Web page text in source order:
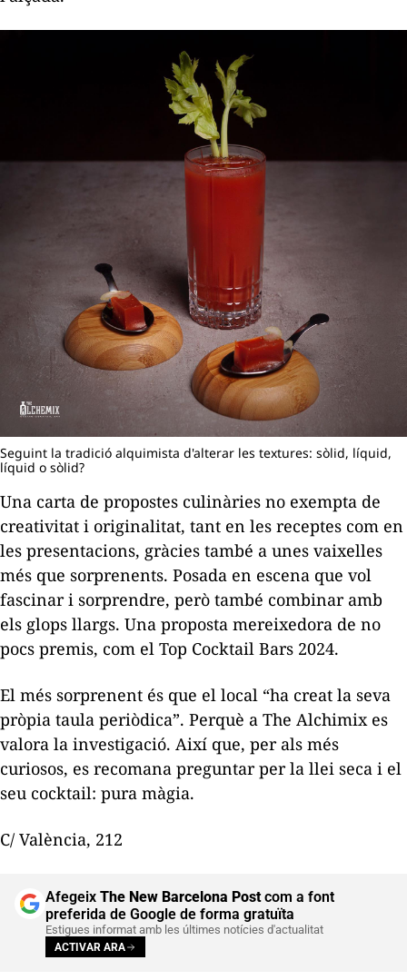
Seguint la tradició alquimista d'alterar les textures: sòlid, líquid,
líquid o sòlid?
Una carta de propostes culinàries no exempta de
creativitat i originalitat, tant en les receptes com en
les presentacions, gràcies també a unes vaixelles
més que sorprenents. Posada en escena que vol
fascinar i sorprendre, però també combinar amb
els glops llargs. Una proposta mereixedora de no
pocs premis, com el Top Cocktail Bars 2024.
El més sorprenent és que el local “ha creat la seva
pròpia taula periòdica”. Perquè a The Alchimix es
valora la investigació. Així que, per als més
curiosos, es recomana preguntar per la llei seca i el
seu cocktail: pura màgia.
C/ València, 212
Afegeix The New Barcelona Postcom a font
preferida de Google de forma gratuïta
Estigues informat amb les últimes notícies d'actualitat
ACTIVAR ARA